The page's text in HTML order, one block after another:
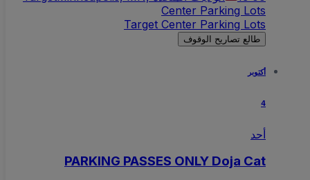
Center Parking Lots
Target Center Parking Lots
طالع تصاريح الوقوف
أكتوبر
4
أحد
PARKING PASSES ONLY Doja Cat